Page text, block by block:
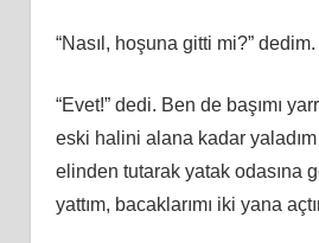
“Nasıl, hoşuna gitti mi?” dedim.
“Evet!” dedi. Ben de başımı
eski halini alana kadar yaladım
elinden tutarak yatak odasına
yattım, bacaklarımı iki yana